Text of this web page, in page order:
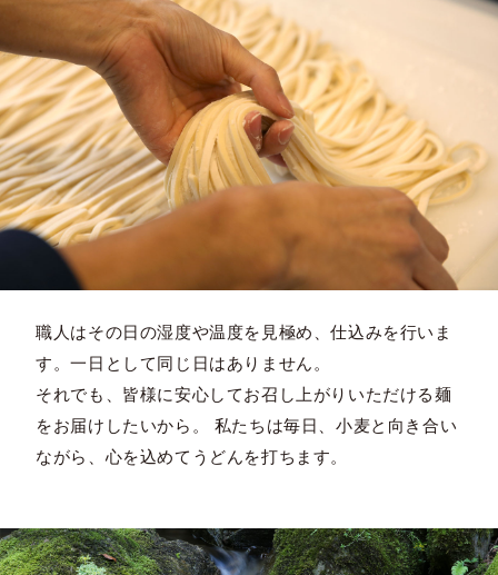
職人はその日の湿度や温度を見極め、仕込みを行いま
す。一日として同じ日はありません。
それでも、皆様に安心してお召し上がりいただける麺
をお届けしたいから。 私たちは毎日、小麦と向き合い
ながら、心を込めてうどんを打ちます。